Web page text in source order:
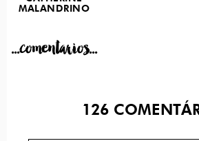
MALANDRINO
...comentarios...
126